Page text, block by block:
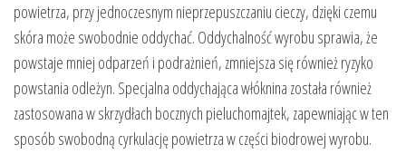
powietrza, przy jednoczesnym nieprzepuszczaniu cieczy, dzięki czemu
skóra może swobodnie oddychać. Oddychalność wyrobu sprawia, że
powstaje mniej odparzeń i podrażnień, zmniejsza się również ryzyko
powstania odleżyn. Specjalna oddychająca włóknina została również
zastosowana w skrzydłach bocznych pieluchomajtek, zapewniając w ten
sposób swobodną cyrkulację powietrza w części biodrowej wyrobu.